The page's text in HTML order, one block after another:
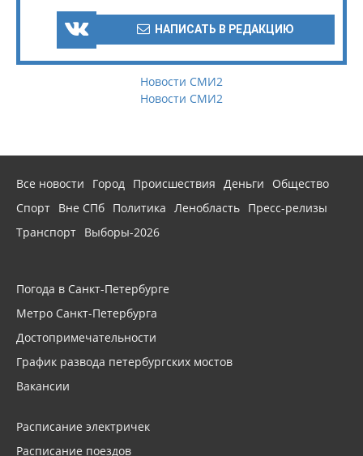
НАПИСАТЬ В РЕДАКЦИЮ
Новости СМИ2
Новости СМИ2
Все новости Город Происшествия Деньги
Общество
Спорт Вне СПб Политика Ленобласть Пресс-релизы
Транспорт Выборы-2026
Погода в Санкт-Петербурге
Метро Санкт-Петербурга
Достопримечательности
График развода петербургских мостов
Вакансии
Расписание электричек
Расписание поездов